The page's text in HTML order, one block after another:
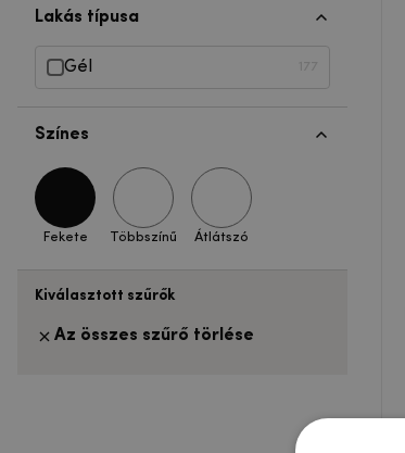
Lakás típusa
Gél
Színes
Fekete Többszínű Átlátszó
Kiválasztott szűrők
Az összes szűrő törlése